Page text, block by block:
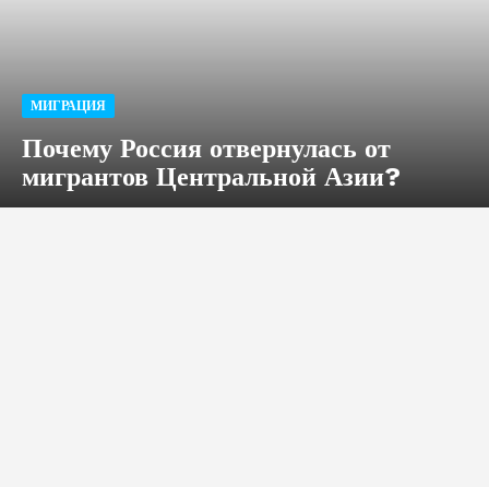
МИГРАЦИЯ
Почему Россия отвернулась от
мигрантов Центральной Азии?